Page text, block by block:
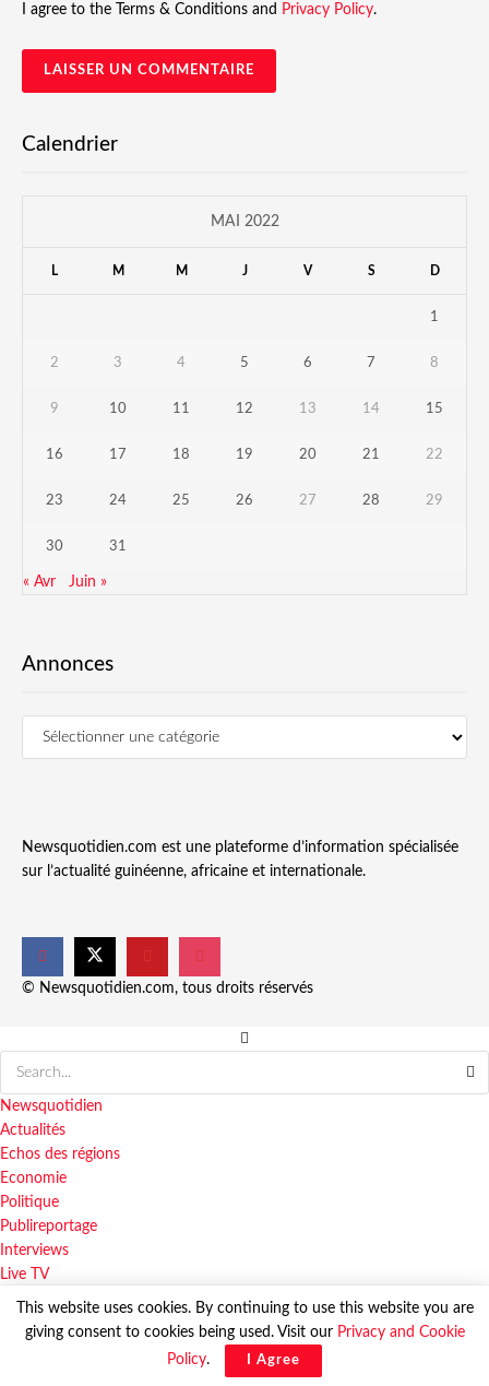
I agree to the Terms & Conditions and Privacy Policy.
Calendrier
MAI 2022
L M M J V S D
1
2 3 4 5 6 7 8
9 10 11 12 13 14 15
16 17 18 19 20 21 22
23 24 25 26 27 28 29
30 31
« Avr Juin »
Annonces
Newsquotidien.com est une plateforme d’information spécialisée
sur l’actualité guinéenne, africaine et internationale.
© Newsquotidien.com, tous droits réservés
Newsquotidien
Actualités
Echos des régions
Economie
Politique
Publireportage
Interviews
Live TV
© Newsquotidien.com, tous droits réservés
This website uses cookies. By continuing to use this website you are
giving consent to cookies being used. Visit our Privacy and Cookie
Policy. I Agree